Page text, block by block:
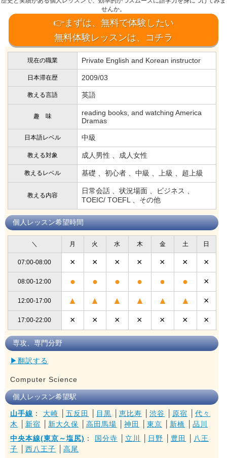
せんか。
👉まずは、無料で体験したい
無料体験レッスンは、コチラ
現在の職業 Private English and Korean instructor
日本滞在歴 2009/03
教える言語 英語
趣 味
reading books, and watching America
Dramas
日本語レベル 中級
教える対象 成人男性 、成人女性
教えるレベル 基礎 、初心者 、中級 、上級 、超上級
教える内容
日常会話 、状況場面 、ビジネス 、
TOEIC/ TOEFL 、その他
個人レッスン希望時間
＼ 月 火 水 木 金 土 日
07:00-08:00 × × × × × × ×
08:00-12:00 ● ● ● ● ● ● ×
12:00-17:00 ▲ ▲ ▲ ▲ ▲ ▲ ×
17:00-22:00 × × × × × × ×
専攻、専門分野
▶翻訳する
Computer Science
個人レッスン希望駅
山手線 ： 大崎 五反田 目黒 恵比寿 渋谷 原宿
代々
木
新宿 新大久保 高田馬場 神田 東京 新橋
品川
中央本線(東京～塩尻) ： 国分寺 立川 日野 豊田
八王
子
西八王子
高尾